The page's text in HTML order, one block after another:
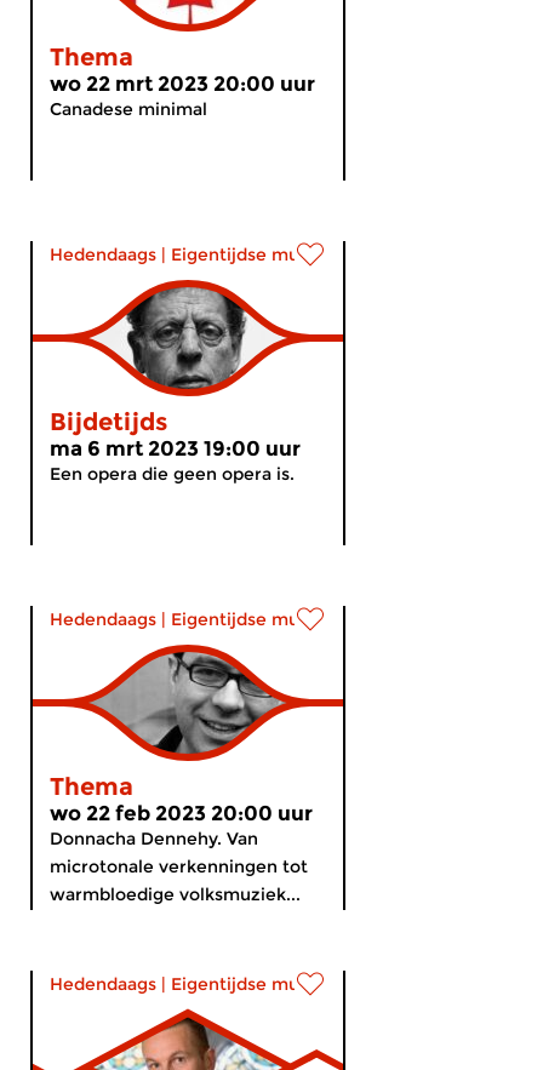
Thema
wo 22 mrt 2023 20:00 uur
Canadese minimal
Hedendaags | Eigentijdse muziek
Bijdetijds
ma 6 mrt 2023 19:00 uur
Een opera die geen opera is.
Hedendaags | Eigentijdse muziek
Thema
wo 22 feb 2023 20:00 uur
Donnacha Dennehy. Van
microtonale verkenningen tot
warmbloedige volksmuziek...
Hedendaags | Eigentijdse muziek